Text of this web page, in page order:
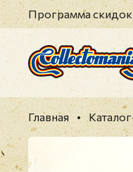
Программа скидок
Главная Каталог